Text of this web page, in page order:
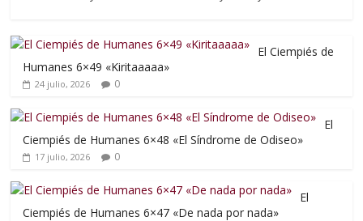
El Ciempiés de
Humanes 6×49 «Kiritaaaaa»
24 julio, 2026 0
El
Ciempiés de Humanes 6×48 «El Síndrome de Odiseo»
17 julio, 2026 0
El
Ciempiés de Humanes 6×47 «De nada por nada»